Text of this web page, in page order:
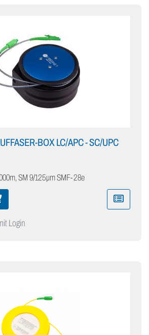
BOX LC/APC - SC/UPC
SM 9/125µm SMF-28e
Login